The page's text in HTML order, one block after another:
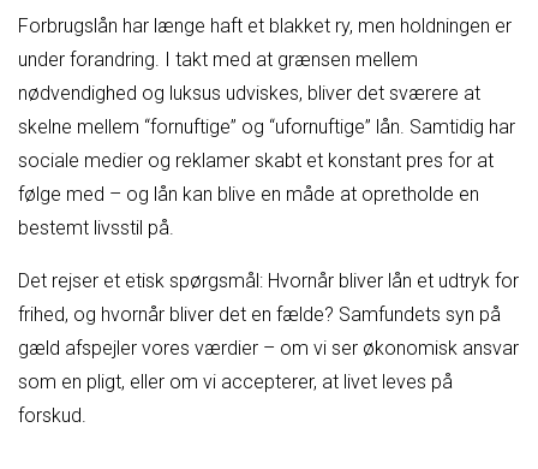
Forbrugslån har længe haft et blakket ry, men holdningen er
under forandring. I takt med at grænsen mellem
nødvendighed og luksus udviskes, bliver det sværere at
skelne mellem “fornuftige” og “ufornuftige” lån. Samtidig har
sociale medier og reklamer skabt et konstant pres for at
følge med – og lån kan blive en måde at opretholde en
bestemt livsstil på.
Det rejser et etisk spørgsmål: Hvornår bliver lån et udtryk for
frihed, og hvornår bliver det en fælde? Samfundets syn på
gæld afspejler vores værdier – om vi ser økonomisk ansvar
som en pligt, eller om vi accepterer, at livet leves på
forskud.